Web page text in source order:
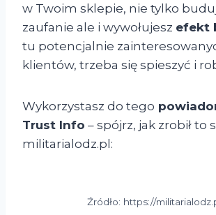
w Twoim sklepie, nie tylko
zaufanie ale i wywołujesz efekt
tu potencjalnie
klientów, trzeba się spieszyć i
Wykorzystasz do tego
Trust Info – spójrz, jak zrobił to
militarialodz.pl:
Źródło: https://